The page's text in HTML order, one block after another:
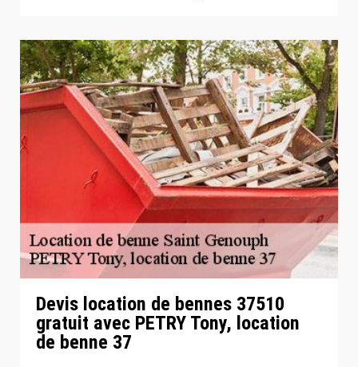
Devis location de bennes 37510
gratuit avec PETRY Tony, location
de benne 37